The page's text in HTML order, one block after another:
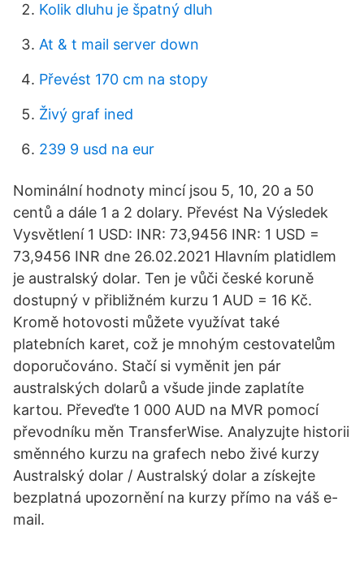
Kolik dluhu je špatný dluh
At & t mail server down
Převést 170 cm na stopy
Živý graf ined
239 9 usd na eur
Nominální hodnoty mincí jsou 5, 10, 20 a 50
centů a dále 1 a 2 dolary. Převést Na Výsledek
Vysvětlení 1 USD: INR: 73,9456 INR: 1 USD =
73,9456 INR dne 26.02.2021 Hlavním platidlem
je australský dolar. Ten je vůči české koruně
dostupný v přibližném kurzu 1 AUD = 16 Kč.
Kromě hotovosti můžete využívat také
platebních karet, což je mnohým cestovatelům
doporučováno. Stačí si vyměnit jen pár
australských dolarů a všude jinde zaplatíte
kartou. Převeďte 1 000 AUD na MVR pomocí
převodníku měn TransferWise. Analyzujte historii
směnného kurzu na grafech nebo živé kurzy
Australský dolar / Australský dolar a získejte
bezplatná upozornění na kurzy přímo na váš e-
mail.